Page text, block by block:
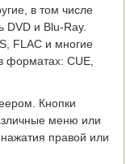
в том числе
DVD и Blu-Ray.
FLAC и многие
форматах: CUE,
Кнопки
меню или
правой или